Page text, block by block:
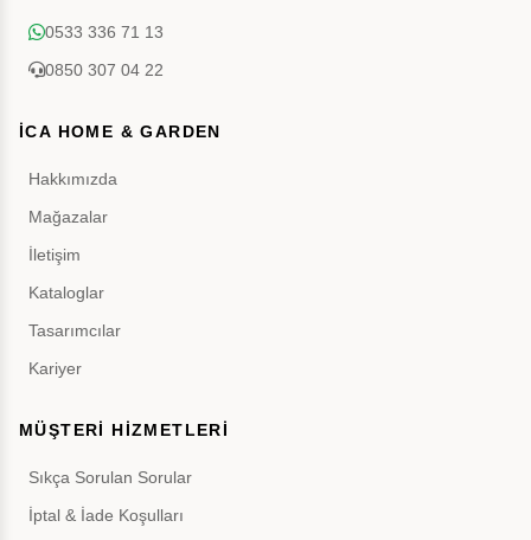
0533 336 71 13
0850 307 04 22
İCA HOME & GARDEN
Hakkımızda
Mağazalar
İletişim
Kataloglar
Tasarımcılar
Kariyer
MÜŞTERİ HİZMETLERİ
Sıkça Sorulan Sorular
İptal & İade Koşulları